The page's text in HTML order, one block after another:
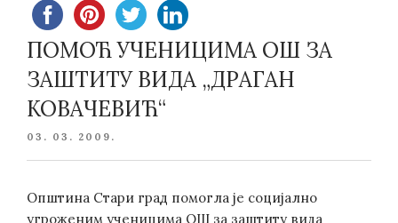
ПОМОЋ УЧЕНИЦИМА ОШ ЗА
ЗАШТИТУ ВИДА „ДРАГАН
КОВАЧЕВИЋ“
POSTED
03. 03. 2009.
Општина Стари град помогла је социјално
угроженим ученицима ОШ за заштиту вида